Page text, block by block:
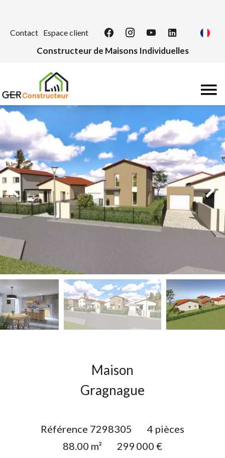
Contact Espace client
Constructeur de Maisons Individuelles
Maison
Gragnague
Référence 7298305
4 pièces
88.00 m² 299 000 €